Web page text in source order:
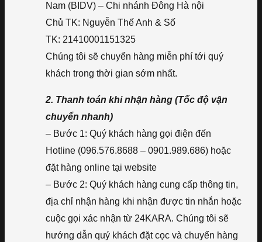
Nam (BIDV) – Chi nhánh Đông Hà nội
Chủ TK: Nguyễn Thế Anh & Số
TK: 21410001151325
Chúng tôi sẽ chuyển hàng miễn phí tới quý
khách trong thời gian sớm nhất.
2. Thanh toán khi nhận hàng (Tốc độ vận
chuyển nhanh)
– Bước 1: Quý khách hàng gọi điện đến
Hotline (096.576.8688 – 0901.989.686) hoặc
đặt hàng online tại website
– Bước 2: Quý khách hàng cung cấp thông tin,
địa chỉ nhận hàng khi nhận được tin nhắn hoặc
cuộc gọi xác nhận từ 24KARA. Chúng tôi sẽ
hướng dẫn quý khách đặt cọc và chuyển hàng